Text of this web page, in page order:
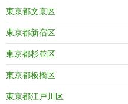
東京都文京区
東京都新宿区
東京都杉並区
東京都板橋区
東京都江戸川区